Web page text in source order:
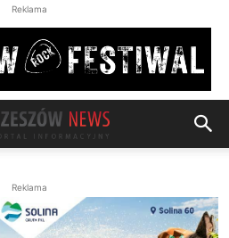
Reklama
Reklama